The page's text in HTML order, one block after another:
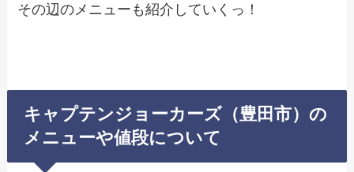
その辺のメニューも紹介していくっ！
キャプテンジョーカーズ（豊田市）の
メニューや値段について